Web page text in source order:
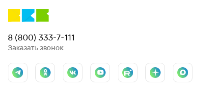
8 (800) 333-7-111
Заказать звонок